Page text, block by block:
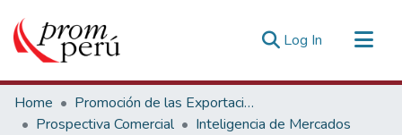
Log In (current)
Communities & Collections
All of DSpace
Home
Promoción de las Exportaciones
Prospectiva Comercial
Inteligencia de Mercados